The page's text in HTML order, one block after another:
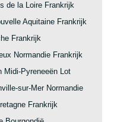
de la Loire Frankrijk
Aquitaine Frankrijk
Frankrijk
Normandie Frankrijk
Midi-Pyreneeën Lot
sur-Mer Normandie
Frankrijk